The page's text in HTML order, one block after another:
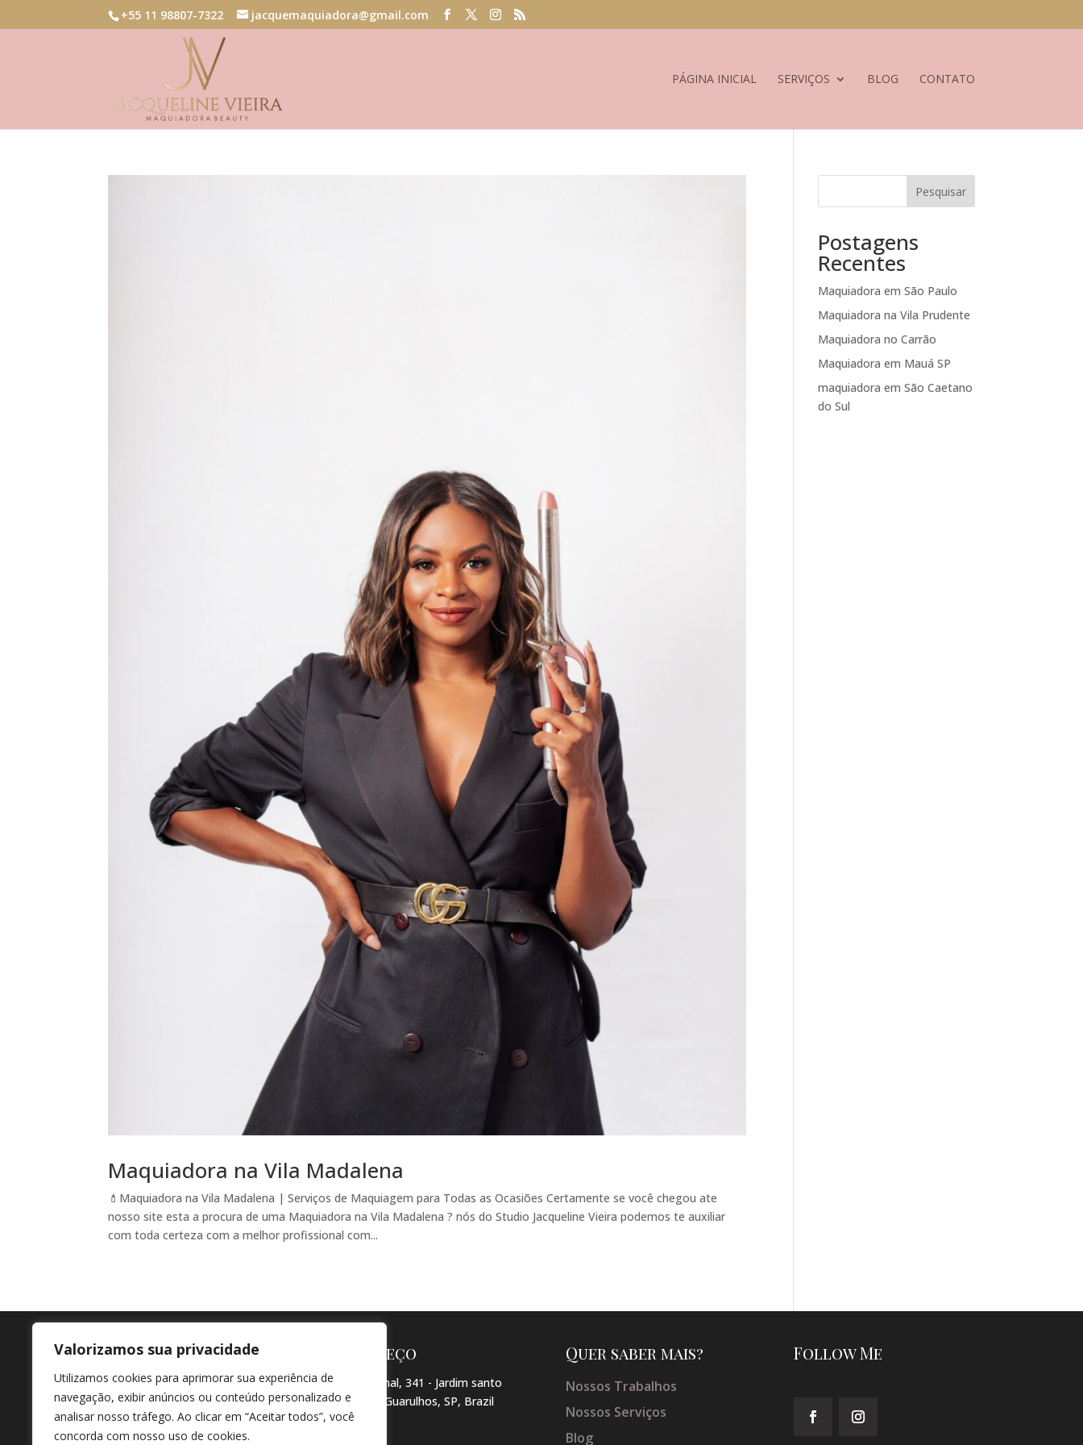
Valorizamos sua privacidade
Utilizamos cookies para aprimorar sua experiência de
navegação, exibir anúncios ou conteúdo personalizado e
analisar nosso tráfego. Ao clicar em “Aceitar todos”, você
concorda com nosso uso de cookies.
+55 11 98807-7322 jacquemaquiadora@gmail.com
PÁGINA INICIAL SERVIÇOS BLOG CONTATO
Maquiadora na Vila Madalena
💄Maquiadora na Vila Madalena | Serviços de Maquiagem para Todas as Ocasiões Certamente se você chegou ate
nosso site esta a procura de uma Maquiadora na Vila Madalena ? nós do Studio Jacqueline Vieira podemos te auxiliar
com toda certeza com a melhor profissional com...
Pesquisar
Postagens
Recentes
Maquiadora em São Paulo
Maquiadora na Vila Prudente
Maquiadora no Carrão
Maquiadora em Mauá SP
maquiadora em São Caetano
do Sul
Agende agora
+55 11 98807-7322
Endereço
Av Marginal, 341 - Jardim santo
Afonso , Guarulhos, SP, Brazil
Quer saber mais?
Nossos Trabalhos
Nossos Serviços
Blog
Follow Me